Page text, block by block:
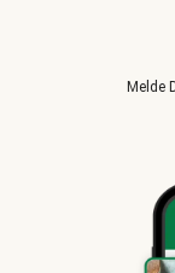
Melde